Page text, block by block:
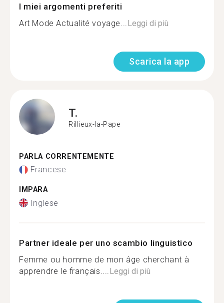
I miei argomenti preferiti
Art Mode Actualité voyage... Leggi di più
Scarica la app
T.
Rillieux-la-Pape
PARLA CORRENTEMENTE
Francese
IMPARA
Inglese
Partner ideale per uno scambio linguistico
Femme ou homme de mon âge cherchant à
apprendre le français.... Leggi di più